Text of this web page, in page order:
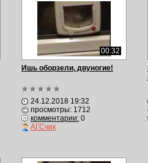
00:32
Ишь оборзели, двуногие!
24.12.2018 19:32
просмотры: 1712
комментарии:0
АГСчик